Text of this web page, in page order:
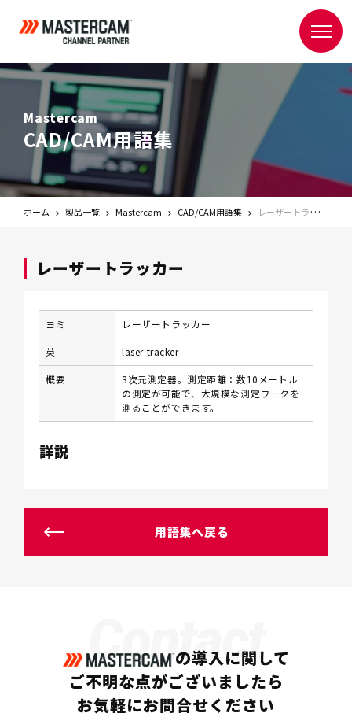
Mastercam
CAD/CAM用語集
ホーム 製品一覧 Mastercam CAD/CAM用語集 レーザートラッカー
レーザートラッカー
ヨミ レーザートラッカー
英 laser tracker
概要
3次元測定器。測定距離：数10メートル
の測定が可能で、大規模な測定ワークを
測ることができます。
詳説
用語集へ戻る
Contact
の導入に関して
ご不明な点がございましたら
お気軽にお問合せください